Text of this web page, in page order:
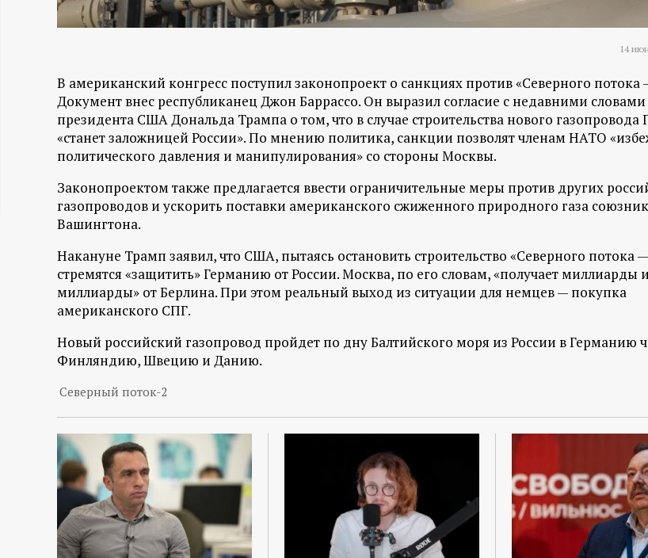
р
а
ц
о
н
н
й
п
о
р
т
14
В американский конгресс поступил законопроект о санкциях против «Северного потока
Документ внес республиканец Джон Баррассо. Он выразил согласие с недавними словами
президента США Дональда Трампа о том, что в случае строительства нового газопровода
«станет заложницей России». По мнению политика, санкции позволят членам НАТО
политического давления и манипулирования» со стороны Москвы.
Законопроектом также предлагается ввести ограничительные меры против других
газопроводов и ускорить поставки американского сжиженного природного газа
Вашингтона.
Накануне Трамп заявил, что США, пытаясь остановить строительство «Северного потока
стремятся «защитить» Германию от России. Москва, по его словам, «получает миллиарды и
миллиарды» от Берлина. При этом реальный выход из ситуации для немцев — покупка
американского СПГ.
Новый российский газопровод пройдет по дну Балтийского моря из России в Германию
Финляндию, Швецию и Данию.
Северный поток-2